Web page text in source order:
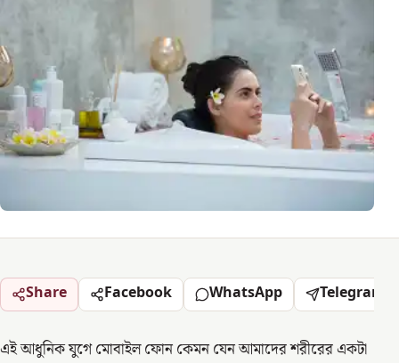
Share Facebook WhatsApp Telegram
এই আধুনিক যুগে মোবাইল ফোন কেমন যেন আমাদের শরীরের একটা